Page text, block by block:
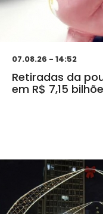
07.08.26 - 14:52
Retiradas da
em R$ 7,15